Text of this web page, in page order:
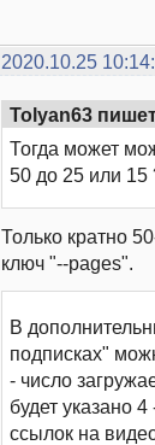
2020.10.25
Tolyan63
Тогда может
50 до 25 или 15
Только кратно
ключ "--pages".
В
подписках"
- число
будет указано
ссылок на